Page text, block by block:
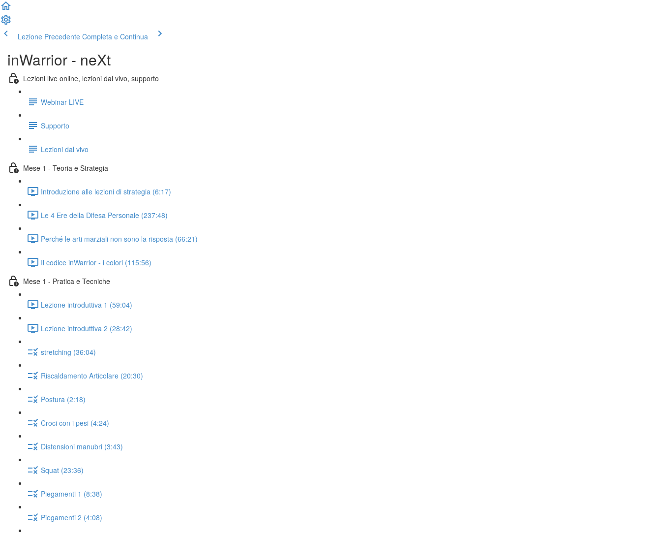
Lezione Precedente Completa e Continua
inWarrior - neXt
Lezioni live online, lezioni dal vivo, supporto
Webinar LIVE
Supporto
Lezioni dal vivo
Mese 1 - Teoria e Strategia
Introduzione alle lezioni di strategia (6:17)
Le 4 Ere della Difesa Personale (237:48)
Perché le arti marziali non sono la risposta (66:21)
Il codice inWarrior - i colori (115:56)
Mese 1 - Pratica e Tecniche
Lezione introduttiva 1 (59:04)
Lezione introduttiva 2 (28:42)
stretching (36:04)
Riscaldamento Articolare (20:30)
Postura (2:18)
Croci con i pesi (4:24)
Distensioni manubri (3:43)
Squat (23:36)
Piegamenti 1 (8:38)
Piegamenti 2 (4:08)